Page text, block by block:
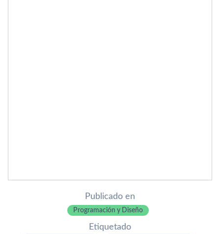
Publicado en
Programación y Diseño
Etiquetado